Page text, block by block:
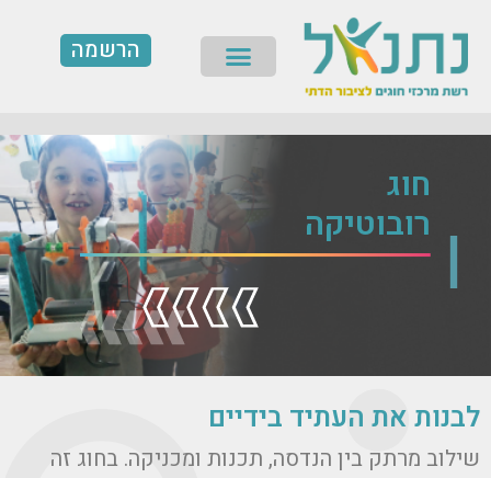
תפריט הרשמה
חוג
רובוטיקה
לבנות את העתיד בידיים
שילוב מרתק בין הנדסה, תכנות ומכניקה. בחוג זה